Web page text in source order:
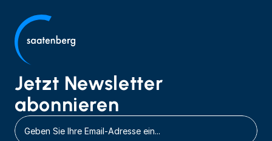
Jetzt Newsletter
abonnieren